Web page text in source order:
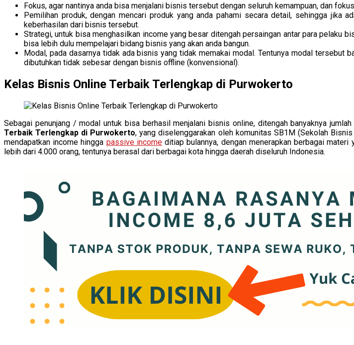
Fokus, agar nantinya anda bisa menjalani bisnis tersebut dengan seluruh kemampuan, dan
Pemilihan produk, dengan mencari produk yang anda pahami secara detail, sehingga jika
keberhasilan dari bisnis tersebut.
Strategi, untuk bisa menghasilkan income yang besar ditengah persaingan antar para pelaku
bisa lebih dulu mempelajari bidang bisnis yang akan anda bangun.
Modal, pada dasarnya tidak ada bisnis yang tidak memakai modal. Tentunya modal tersebut
dibutuhkan tidak sebesar dengan bisnis offline (konvensional).
Kelas Bisnis Online Terbaik Terlengkap di Purwokerto
Sebagai penunjang / modal untuk bisa berhasil menjalani bisnis online, ditengah banyaknya
Terbaik Terlengkap di Purwokerto, yang diselenggarakan oleh komunitas SB1M (Sekolah
mendapatkan income hingga passive incomeditiap bulannya, dengan menerapkan berbagai
lebih dari 4.000 orang, tentunya berasal dari berbagai kota hingga daerah diseluruh Indonesia.